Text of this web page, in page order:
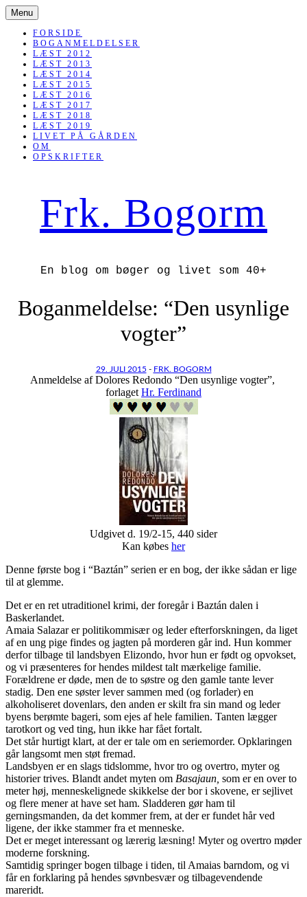
Menu SKIP
TO
CONTENT
FORSIDE
BOGANMELDELSER
LÆST 2012
LÆST 2013
LÆST 2014
LÆST 2015
LÆST 2016
LÆST 2017
LÆST 2018
LÆST 2019
LIVET PÅ GÅRDEN
OM
OPSKRIFTER
Frk. Bogorm
En blog om bøger og livet som 40+
Boganmeldelse: “Den usynlige
vogter”
29. JULI 2015 - FRK. BOGORM
Anmeldelse af Dolores Redondo “Den usynlige vogter”,
forlagetHr. Ferdinand
Udgivet d. 19/2-15, 440 sider
Kan købes her
Denne første bog i “Baztán” serien er en bog, der ikke sådan er lige
til at glemme.
Det er en ret utraditionel krimi, der foregår i Baztán dalen i
Baskerlandet.
Amaia Salazar er politikommisær og leder efterforskningen, da liget
af en ung pige findes og jagten på morderen går ind. Hun kommer
derfor tilbage til landsbyen Elizondo, hvor hun er født og opvokset,
og vi præsenteres for hendes mildest talt mærkelige familie.
Forældrene er døde, men de to søstre og den gamle tante lever
stadig. Den ene søster lever sammen med (og forlader) en
alkoholiseret dovenlars, den anden er skilt fra sin mand og leder
byens berømte bageri, som ejes af hele familien. Tanten lægger
tarotkort og ved ting, hun ikke har fået fortalt.
Det står hurtigt klart, at der er tale om en seriemorder. Opklaringen
går langsomt men støt fremad.
Landsbyen er en slags tidslomme, hvor tro og overtro, myter og
historier trives. Blandt andet myten om Basajaun, som er en over to
meter høj, menneskelignede skikkelse der bor i skovene, er sejlivet
og flere mener at have set ham. Sladderen gør ham til
gerningsmanden, da det kommer frem, at der er fundet hår ved
ligene, der ikke stammer fra et menneske.
Det er meget interessant og lærerig læsning! Myter og overtro møder
moderne forskning.
Samtidig springer bogen tilbage i tiden, til Amaias barndom, og vi
får en forklaring på hendes søvnbesvær og tilbagevendende
mareridt.